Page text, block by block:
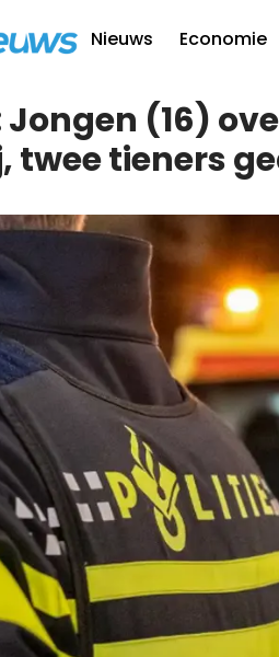
Nieuws Economie
(16)
twee tieners